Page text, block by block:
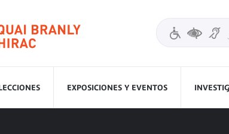
EXPOSICIONES Y EVENTOS